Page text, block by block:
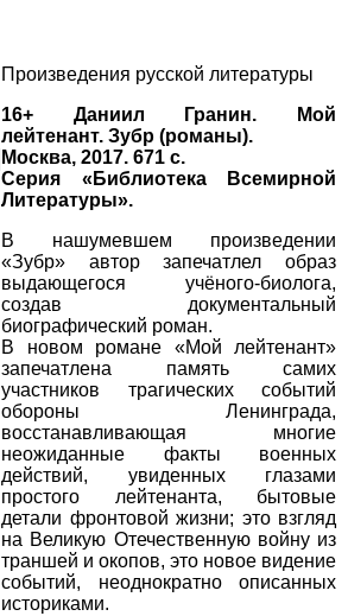
Произведения русской литературы
16+ Даниил Гранин. Мой
лейтенант. Зубр (романы).
Москва, 2017. 671 с.
Серия «Библиотека Всемирной
Литературы».
В нашумевшем произведении
«Зубр» автор запечатлел образ
выдающегося учёного-биолога,
создав документальный
биографический роман.
В новом романе «Мой лейтенант»
запечатлена память самих
участников трагических событий
обороны Ленинграда,
восстанавливающая многие
неожиданные факты военных
действий, увиденных глазами
простого лейтенанта, бытовые
детали фронтовой жизни; это взгляд
на Великую Отечественную войну из
траншей и окопов, это новое видение
событий, неоднократно описанных
историками.